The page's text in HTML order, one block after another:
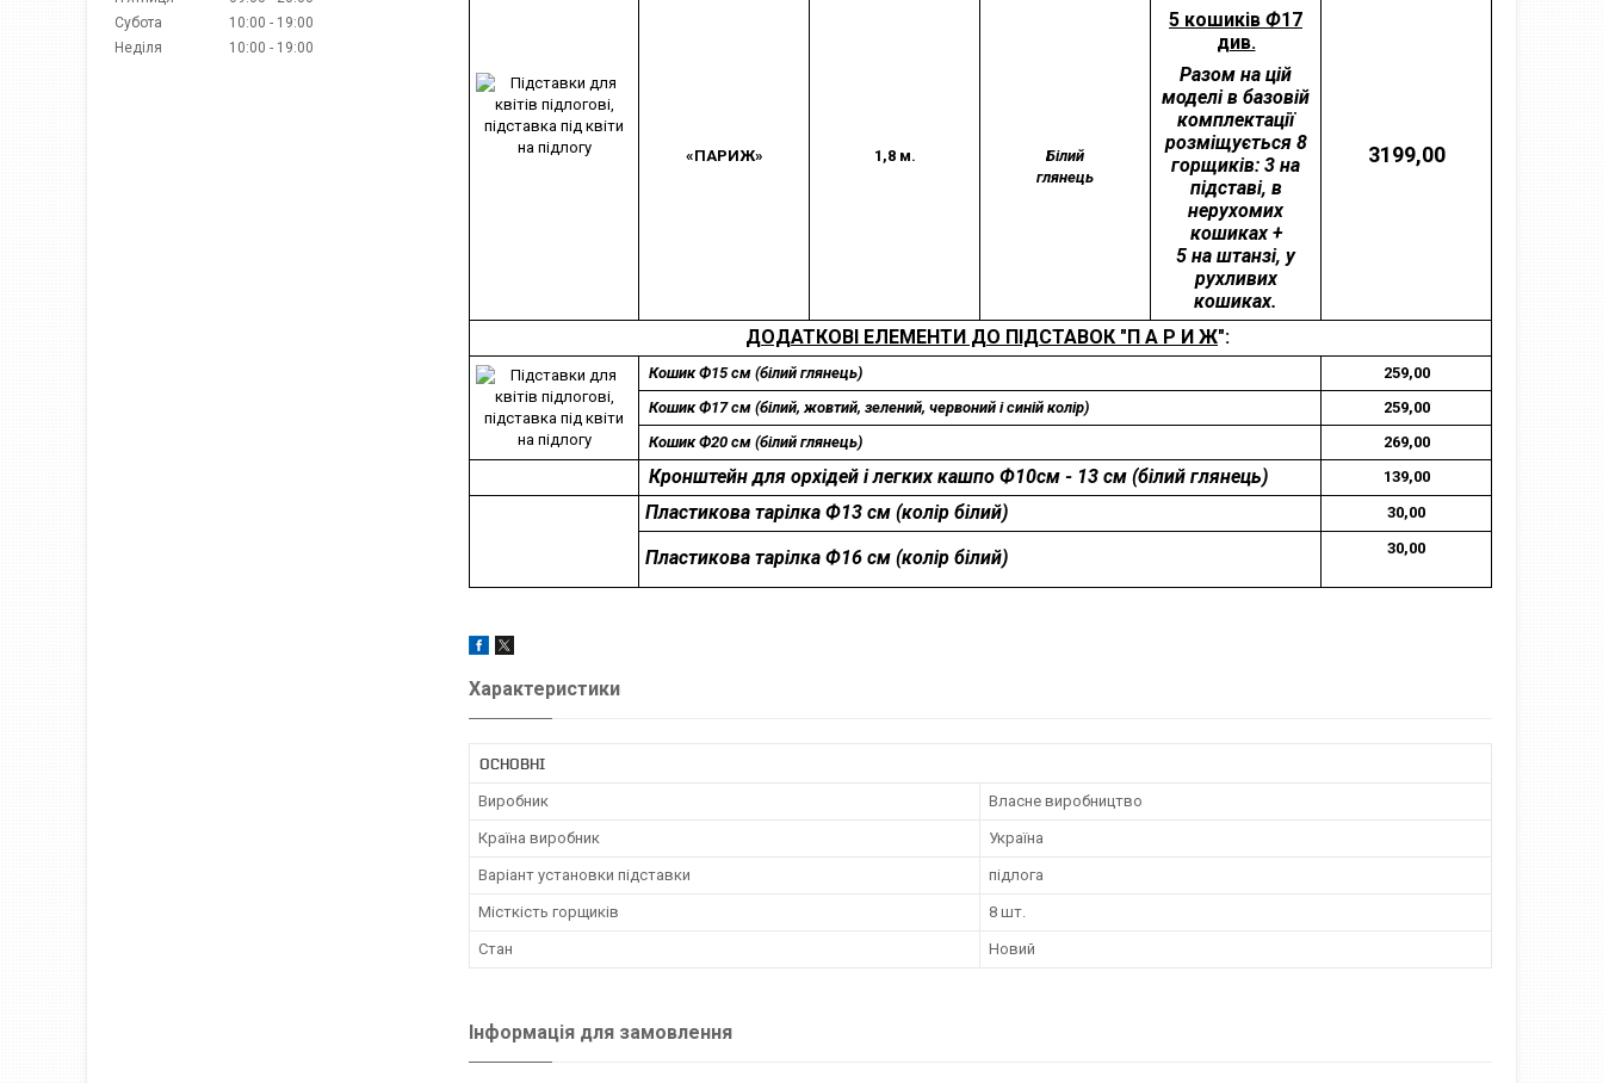
«ПАРИЖ» 1,8 м.
Білий
глянець
5 кошиків Ф17
див.
Разом на цій
моделі в базовій
комплектації
розміщується 8
горщиків: 3 на
підставі, в
нерухомих
кошиках +
5 на штанзі, у
рухливих
кошиках.
3199,00
ДОДАТКОВІ ЕЛЕМЕНТИ ДО ПІДСТАВОК "П А Р И Ж":
Кошик Ф15 см (білий глянець)
259,00
Кошик Ф17 см (білий, жовтий, зелений, червоний і синій колір)
259,00
Кошик Ф20 см (білий глянець)
269,00
Кронштейн для орхідей і легких кашпо Ф10см - 13 см (білий глянець) 139,00
Пластикова тарілка Ф13 см (колір білий) 30,00
Пластикова тарілка Ф16 см (колір білий) 30,00
Характеристики
ОСНОВНІ
Виробник Власне виробництво
Країна виробник Україна
Варіант установки підставки підлога
Місткість горщиків 8 шт.
Стан Новий
Інформація для замовлення
Субота
10:00
19:00
Неділя
10:00 19:00